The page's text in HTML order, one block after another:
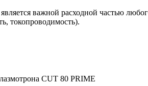
является важной расходной частью
токопроводимость).
CUT 80 PRIME